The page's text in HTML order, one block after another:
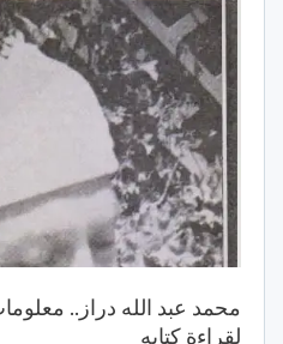
محمد عبد الله دراز..
لقراءة كتابه